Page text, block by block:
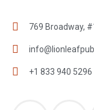
769 Broadway,
+1 833 940 5296